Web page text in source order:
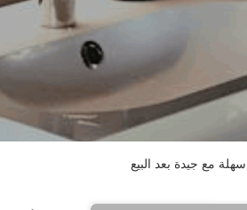
مع جيدة بعد البيع